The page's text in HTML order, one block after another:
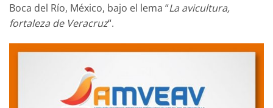
Boca del Río, México, bajo el lema “La avicultura,
fortaleza de Veracruz“.